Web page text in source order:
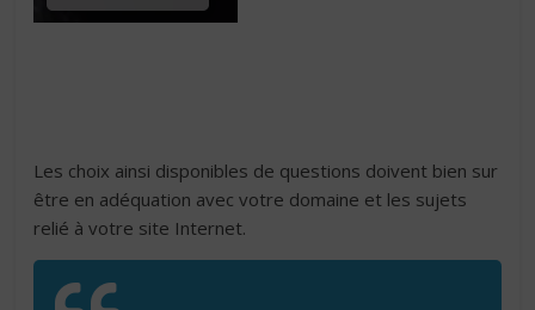
Les choix ainsi disponibles de questions doivent bien sur
être en adéquation avec votre domaine et les sujets
relié à votre site Internet.